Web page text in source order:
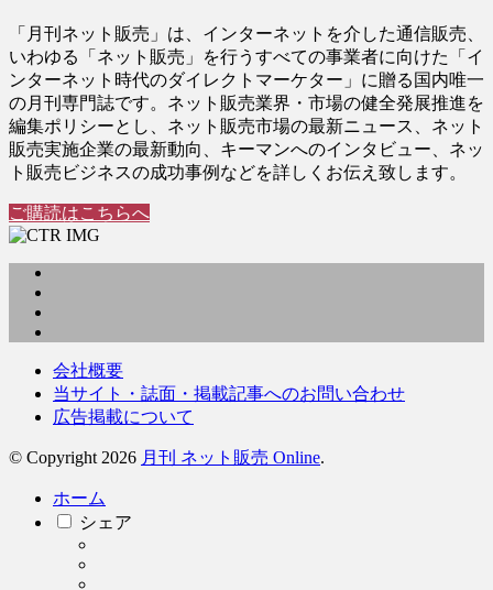
「月刊ネット販売」は、インターネットを介した通信販売、
いわゆる「ネット販売」を行うすべての事業者に向けた「イ
ンターネット時代のダイレクトマーケター」に贈る国内唯一
の月刊専門誌です。ネット販売業界・市場の健全発展推進を
編集ポリシーとし、ネット販売市場の最新ニュース、ネット
販売実施企業の最新動向、キーマンへのインタビュー、ネッ
ト販売ビジネスの成功事例などを詳しくお伝え致します。
ご購読はこちらへ
会社概要
当サイト・誌面・掲載記事へのお問い合わせ
広告掲載について
© Copyright 2026 月刊 ネット販売 Online.
ホーム
シェア